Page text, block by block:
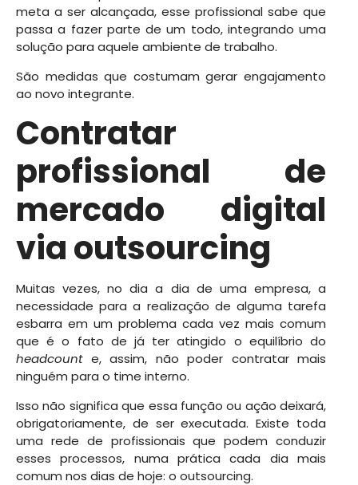
meta a ser alcançada, esse profissional sabe que
passa a fazer parte de um todo, integrando uma
solução para aquele ambiente de trabalho.
São medidas que costumam gerar engajamento
ao novo integrante.
Contratar
profissional de
mercado digital
via outsourcing
Muitas vezes, no dia a dia de uma empresa, a
necessidade para a realização de alguma tarefa
esbarra em um problema cada vez mais comum
que é o fato de já ter atingido o equilíbrio do
headcounte, assim, não poder contratar mais
ninguém para o time interno.
Isso não significa que essa função ou ação deixará,
obrigatoriamente, de ser executada. Existe toda
uma rede de profissionais que podem conduzir
esses processos, numa prática cada dia mais
comum nos dias de hoje: o outsourcing.